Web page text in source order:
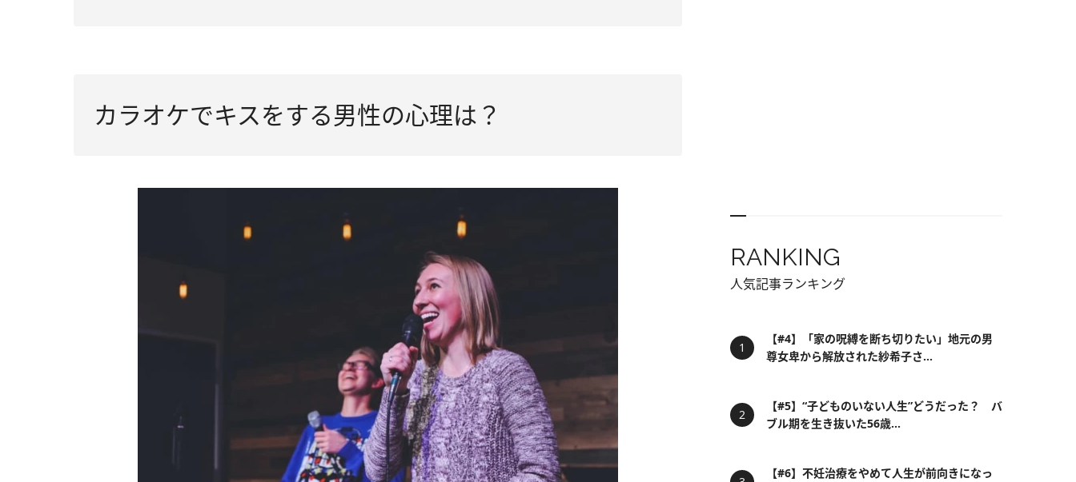
カラオケでキスをする男性の心理は？
RANKING
人気記事ランキング
【#4】「家の呪縛を断ち切りたい」地元の男
尊女卑から解放された紗希子さ...
【#5】“子どものいない人生”どうだった？ バ
ブル期を生き抜いた56歳...
【#6】不妊治療をやめて人生が前向きになっ